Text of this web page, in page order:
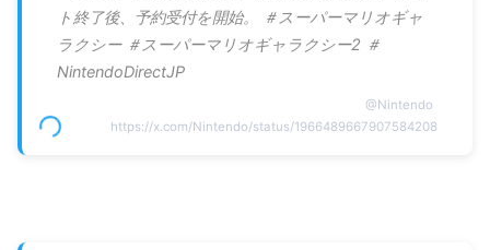
ト終了後、予約受付を開始。 ＃スーパーマリオギャ
ラクシー ＃スーパーマリオギャラクシー2 ＃
NintendoDirectJP
@Nintendo
https://x.com/Nintendo/status/1966489667907584208